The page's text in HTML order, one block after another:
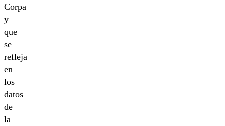
Corpa
y
que
se
refleja
en
los
datos
de
la